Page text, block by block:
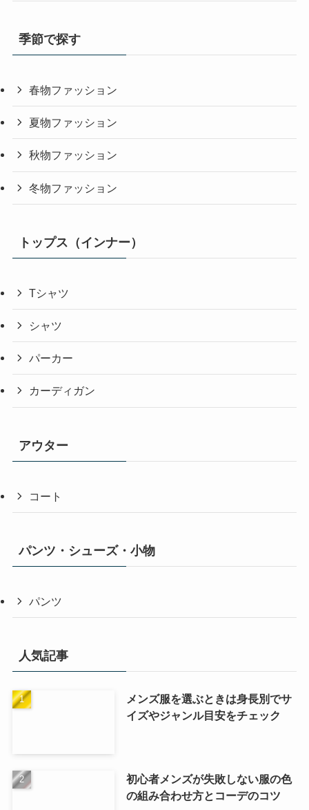
季節で探す
春物ファッション
夏物ファッション
秋物ファッション
冬物ファッション
トップス（インナー）
Tシャツ
シャツ
パーカー
カーディガン
アウター
コート
パンツ・シューズ・小物
パンツ
人気記事
メンズ服を選ぶときは身長別でサ
イズやジャンル目安をチェック
初心者メンズが失敗しない服の色
の組み合わせ方とコーデのコツ